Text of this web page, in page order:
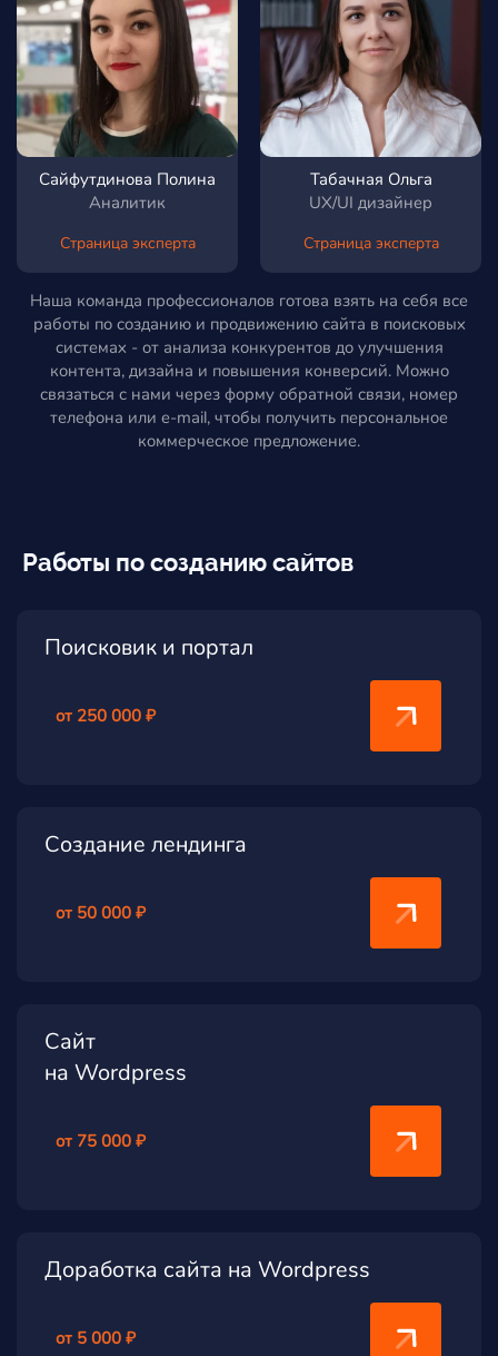
Сайфутдинова Полина
Аналитик
Страница эксперта
Табачная Ольга
UX/UI дизайнер
Страница эксперта
Наша команда профессионалов готова взять на себя все
работы по созданию и продвижению сайта в поисковых
системах - от анализа конкурентов до улучшения
контента, дизайна и повышения конверсий. Можно
связаться с нами через форму обратной связи, номер
телефона или e-mail, чтобы получить персональное
коммерческое предложение.
Работы по созданию сайтов
Поисковик и портал
от 250 000 ₽
Создание лендинга
от 50 000 ₽
Сайт
на Wordpress
от 75 000 ₽
Доработка сайта на Wordpress
от 5 000 ₽